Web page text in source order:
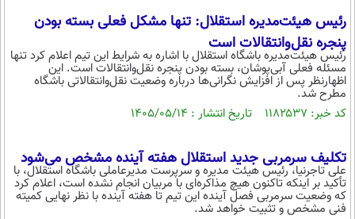
جستجو
آب و هوا
اوقات شرعی
پیوند ها
سیاسی
اقتصاد
اقتصادی
جامعه
رئیس هیئت‌مدیره استقلال: تنها مشکل فعلی بسته بودن
پنجره نقل‌وانتقالات است
رئیس هیئت‌مدیره باشگاه استقلال با اشاره به شرایط این تیم اعلام کرد تنها
مسئله فعلی آبی‌پوشان، بسته بودن پنجره نقل‌وانتقالات است. این
اظهارنظر پس از افزایش نگرانی‌ها درباره وضعیت نقل‌وانتقالاتی باشگاه
مطرح شد.
کد خبر: ۱۱۸۲۵۳۷ تاریخ انتشار : ۱۴۰۵/۰۵/۱۴
تکلیف سرمربی جدید استقلال هفته آینده مشخص می‌شود
علی تاجرنیا، رئیس هیئت مدیره و سرپرست مدیرعاملی باشگاه استقلال، با
تأکید بر اینکه تاکنون هیچ مذاکره‌ای با مربیان انجام نشده است، اعلام کرد
که وضعیت سرمربی فصل آینده این تیم تا هفته آینده با نظر نهایی کمیته
فنی مشخص و تثبیت خواهد شد.